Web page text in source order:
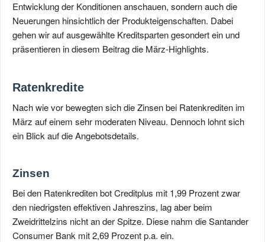
Entwicklung der Konditionen anschauen, sondern auch die
Neuerungen hinsichtlich der Produkteigenschaften. Dabei
gehen wir auf ausgewählte Kreditsparten gesondert ein und
präsentieren in diesem Beitrag die März-Highlights.
Ratenkredite
Nach wie vor bewegten sich die Zinsen bei Ratenkrediten im
März auf einem sehr moderaten Niveau. Dennoch lohnt sich
ein Blick auf die Angebotsdetails.
Zinsen
Bei den Ratenkrediten bot Creditplus mit 1,99 Prozent zwar
den niedrigsten effektiven Jahreszins, lag aber beim
Zweidrittelzins nicht an der Spitze. Diese nahm die Santander
Consumer Bank mit 2,69 Prozent p.a. ein.